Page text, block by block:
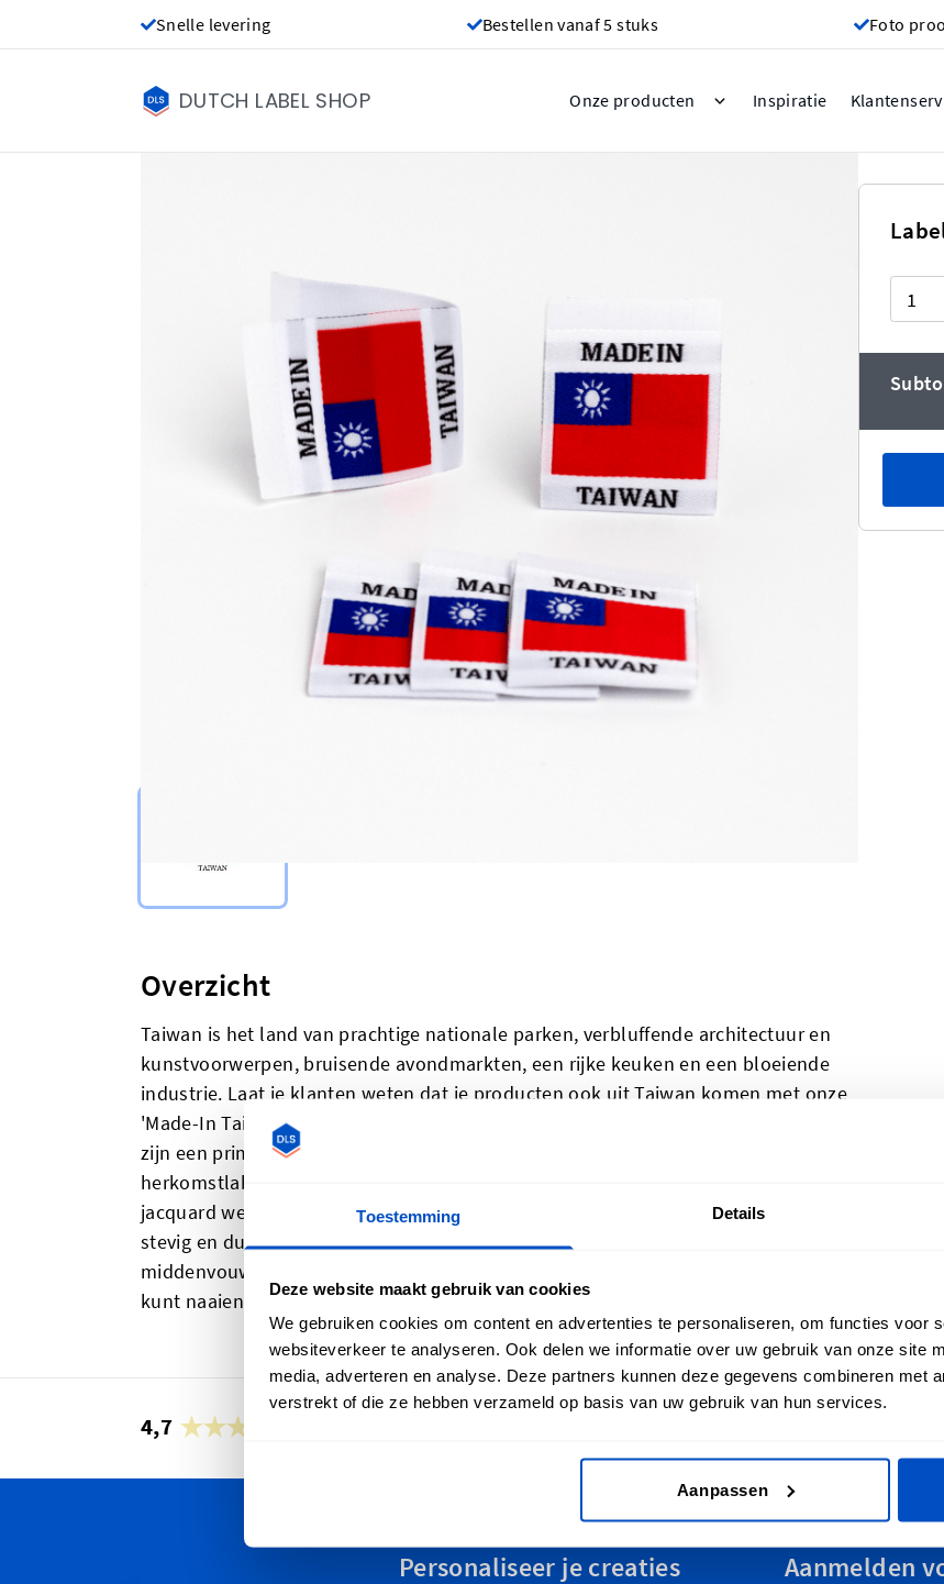
Toestemming Details
Deze website maakt gebruik van cookies
We gebruiken cookies om content en advertenties te personaliseren, om functies voor
websiteverkeer te analyseren. Ook delen we informatie over uw gebruik van onze site
media, adverteren en analyse. Deze partners kunnen deze gegevens combineren met
verstrekt of die ze hebben verzameld op basis van uw gebruik van hun services.
Aanpassen
Snelle levering Bestellen vanaf 5 stuks Foto
DUTCH LABEL SHOP Onze producten Inspiratie
Prijs per labelDe labels worden goedkoper hoe meer je bestelt!
Overzicht
Taiwan is het land van prachtige nationale parken, verbluffende architectuur en
kunstvoorwerpen, bruisende avondmarkten, een rijke keuken en een bloeiende
industrie. Laat je klanten weten dat je producten ook uit Taiwan komen met onze
'Made-In Taiwan'-labels. 'Made-In Taiwan'-labels en labels van de Taiwanese vlag
zijn een prima optie voor wie met plaatselijke trots wil pronken of voor wie een
herkomstlabel verplicht is. 'Made-In Taiwan'-labels worden gemaakt op een
jacquard weefgetouw. Het resultaat zijn geweven labels die er mooi uitzien en
stevig en duurzaam zijn. 'Made-In Taiwan'-labels hebben een horizontale
middenvouw en een naadtoeslag waardoor je ze moeiteloos in je stoffen items
kunt naaien.
Aantal
4,7
Personaliseer je creaties Aanmelden